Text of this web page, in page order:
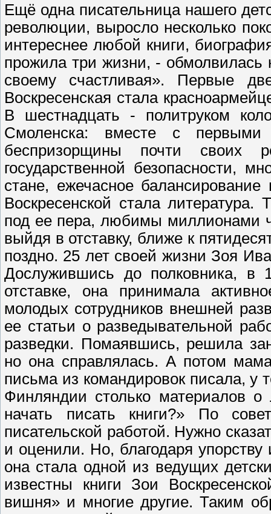
Ещё одна писательница нашего
революции, выросло несколько
интереснее любой книги,
прожила три жизни, -
своему счастливая». Первые
Воскресенская стала
В шестнадцать - политруком
Смоленска: вместе с
беспризорщины почти своих
государственной безопасности,
стане, ежечасное
Воскресенской стала
под ее пера, любимы миллионами
выйдя в отставку, ближе к
поздно. 25 лет своей жизни Зоя
Дослужившись до полковника,
отставке, она принимала
молодых сотрудников внешней
ее статьи о разведывательной
разведки. Помаявшись, решила
но она справлялась. А потом
письма из командировок писала,
Финляндии столько материалов
начать писать книги?» По
писательской работой. Нужно
и оценили. Но, благодаря
она стала одной из ведущих
известны книги Зои
вишня» и многие другие. Таким